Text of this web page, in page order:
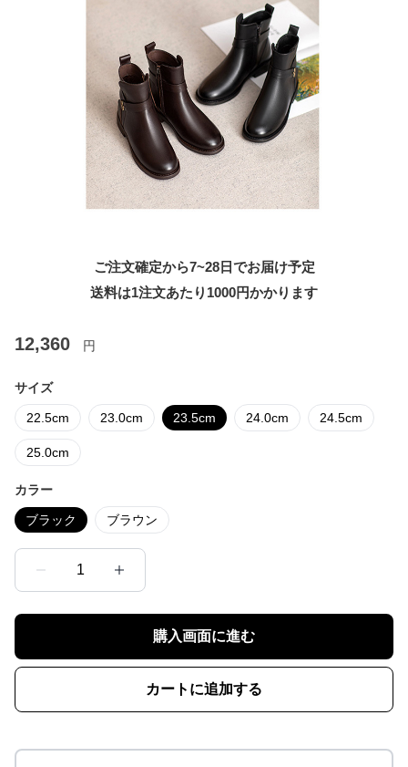
ご注文確定から7~28日でお届け予定
送料は1注文あたり 1000円かかります
12,360 円
サイズ
22.5cm 23.0cm 23.5cm 24.0cm 24.5cm
25.0cm
カラー
ブラック ブラウン
1
購入画面に進む
カートに追加する